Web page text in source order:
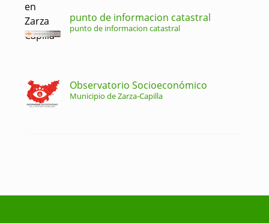
punto de informacion catastral
punto de informacion catastral
Observatorio Socioeconómico
Municipio de Zarza-Capilla